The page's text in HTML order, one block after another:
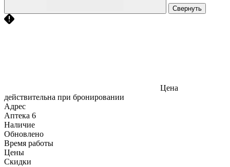
Свернуть
Цена
действительна при бронировании
Адрес
Аптека 6
Наличие
Обновлено
Время работы
Цены
Скидки